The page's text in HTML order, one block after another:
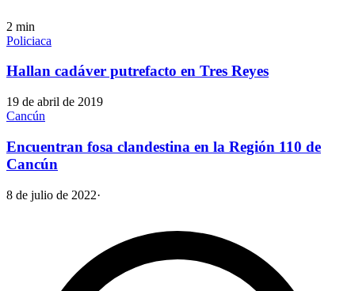
2 min
Policiaca
Hallan cadáver putrefacto en Tres Reyes
19 de abril de 2019
Cancún
Encuentran fosa clandestina en la Región 110 de
Cancún
8 de julio de 2022·